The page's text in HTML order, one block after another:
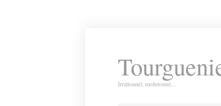
Irrationnel, molletonné…